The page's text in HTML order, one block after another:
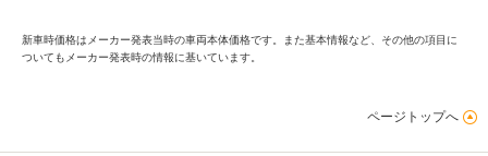
新車時価格はメーカー発表当時の車両本体価格です。また基本情報など、その他の項目に
ついてもメーカー発表時の情報に基いています。
ページトップへ